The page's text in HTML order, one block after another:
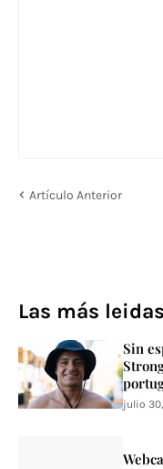
Artículo Anterior
Las más leidas
Sin
julio